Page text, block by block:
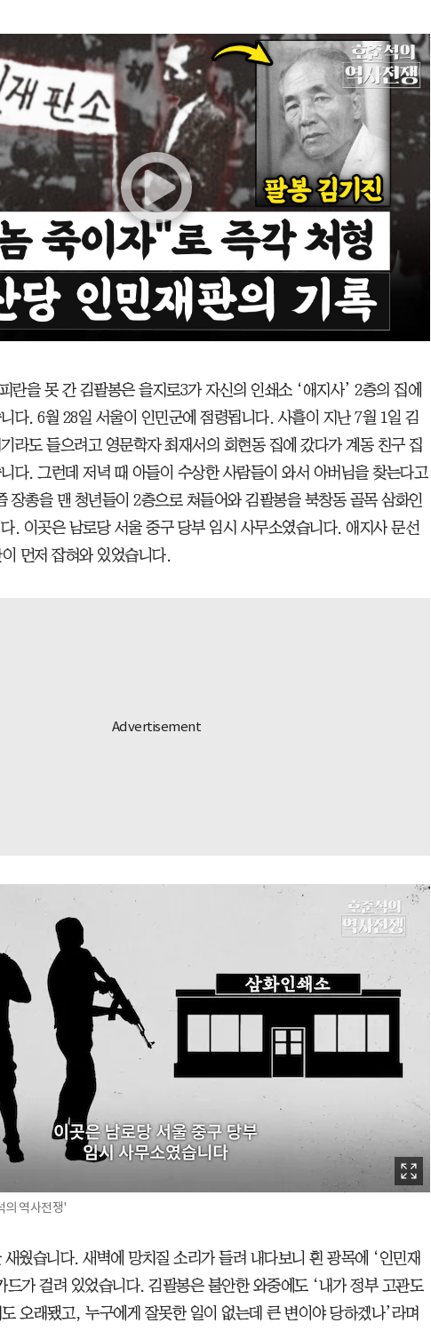
란을 못 간 김팔봉은 을지로3가 자신의 인쇄소 ‘애지사’ 2층의 집에
다. 6월 28일 서울이 인민군에 점령됩니다. 사흘이 지난 7월 1일 김
라도 들으려고 영문학자 최재서의 회현동 집에 갔다가 계동 친구 집
다. 그런데 저녁 때 아들이 수상한 사람들이 와서 아버님을 찾는다고
장총을 맨 청년들이 2층으로 쳐들어와 김팔봉을 북창동 골목 삼화인
. 이곳은 남로당 서울 중구 당부 임시 사무소였습니다. 애지사 문선
먼저 잡혀와 있었습니다.
의 역사전쟁'
웠습니다. 새벽에 망치질 소리가 들려 내다보니 흰 광목에 ‘인민재
드가 걸려 있었습니다. 김팔봉은 불안한 와중에도 ‘내가 정부 고관도
오래됐고, 누구에게 잘못한 일이 없는데 큰 변이야 당하겠나’라며